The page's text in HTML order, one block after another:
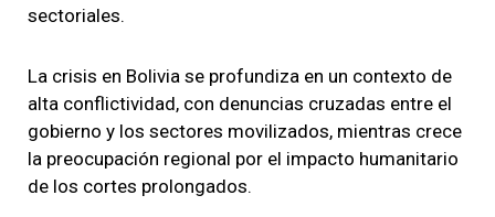
sectoriales.
La crisis en Bolivia se profundiza en un contexto de
alta conflictividad, con denuncias cruzadas entre el
gobierno y los sectores movilizados, mientras crece
la preocupación regional por el impacto humanitario
de los cortes prolongados.